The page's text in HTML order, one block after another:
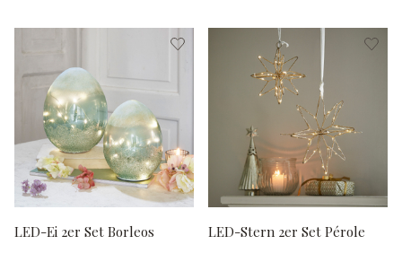
LED-Ei 2er Set Borleos LED-Stern 2er Set Pérole